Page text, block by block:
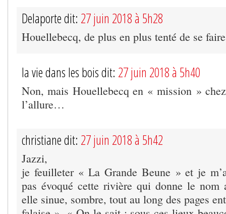
Delaporte dit: 27 juin 2018 à 5h28
Houellebecq, de plus en plus tenté de se
la vie dans les bois dit: 27 juin 2018 à 5h40
Non, mais Houellebecq en « mission »
l’allure…
christiane dit: 27 juin 2018 à 5h42
Jazzi,
je feuilleter « La Grande Beune » et je
pas évoqué cette rivière qui donne le
elle sinue, sombre, tout au long des pages